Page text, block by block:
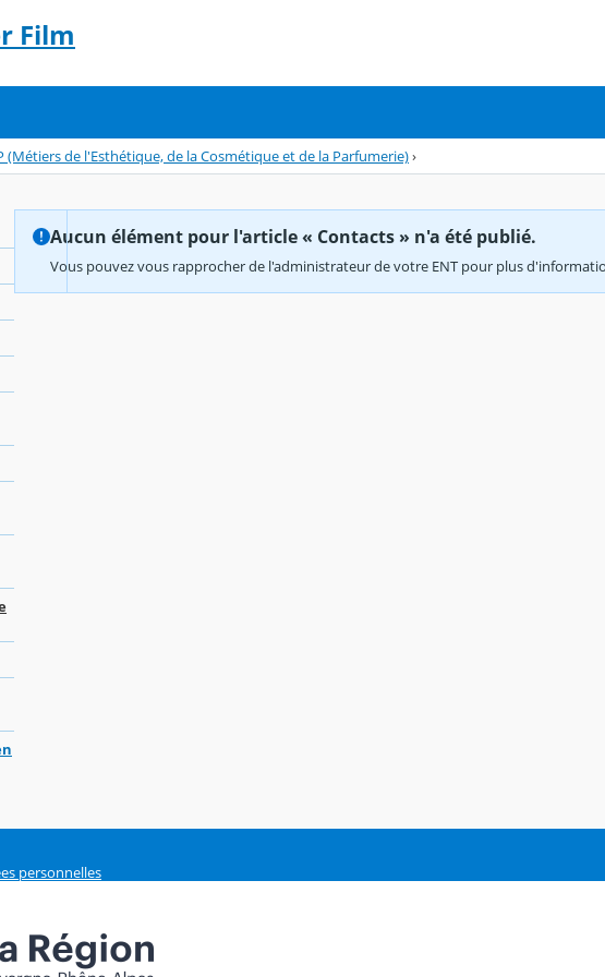
Film
(Métiers de l'Esthétique, de la Cosmétique et de la Parfumerie)›
Aucun élément pour l'article « Contacts » n'a été publié.
Vous pouvez vous rapprocher de l'administrateur de votre ENT pour plus
personnelles